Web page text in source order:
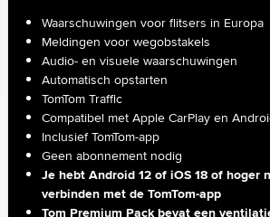
Waarschuwingen voor flitsers in Europa
Meldingen voor wegobstakels
Audio- en visuele waarschuwingen
Automatisch opstarten
TomTom Traffic
Compatibel met Apple CarPlay en
Inclusief TomTom-app
Geen abonnement nodig
Je hebt Android 12 of iOS 18 of hoger
verbinden met de TomTom-app
Tom Premium Pack bevat een